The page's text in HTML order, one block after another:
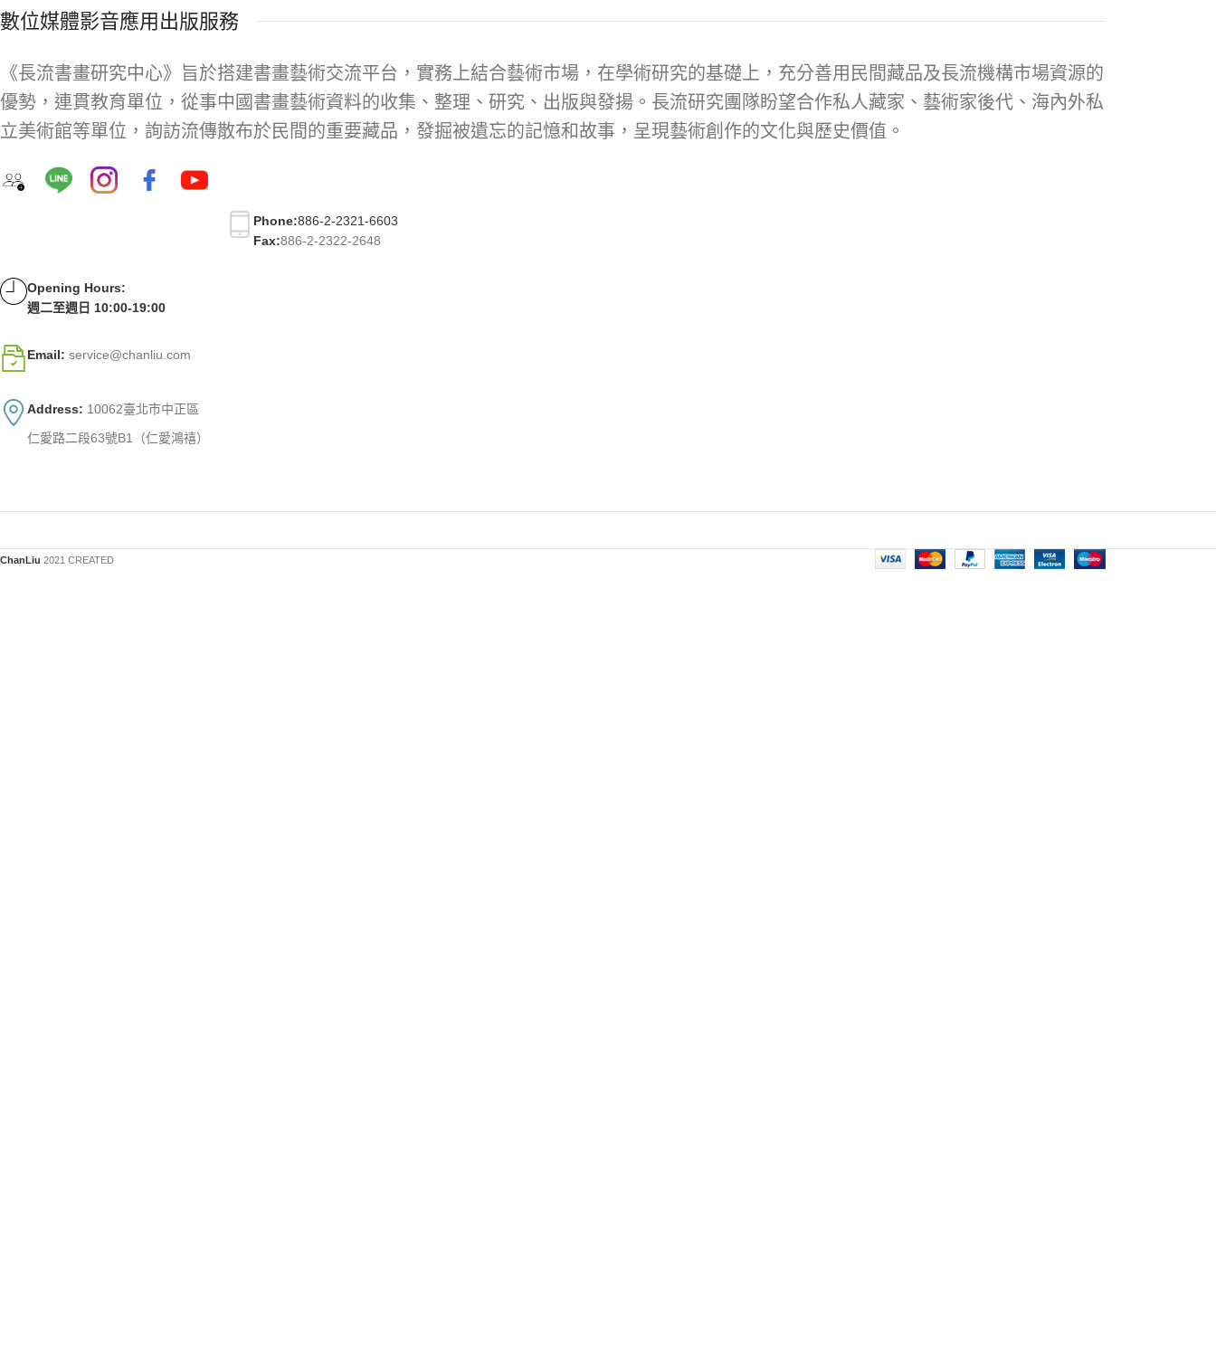
數位媒體影音應用出版服務
《長流書畫研究中心》旨於搭建書畫藝術交流平台，實務上結合藝術市場，在學術研究的基礎上，充分善用民間藏品及長流機構市場資源的
優勢，連貫教育單位，從事中國書畫藝術資料的收集、整理、研究、出版與發揚。長流研究團隊盼望合作私人藏家、藝術家後代、海內外私
立美術館等單位，詢訪流傳散布於民間的重要藏品，發掘被遺忘的記憶和故事，呈現藝術創作的文化與歷史價值。
Phone:886-2-2321-6603
Fax:886-2-2322-2648
Opening Hours:
週二至週日 10:00-19:00
Email: service@chanliu.com
Address: 10062臺北市中正區
仁愛路二段63號B1（仁愛鴻禧）
ChanLiu 2021 CREATED